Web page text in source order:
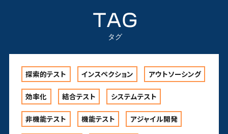
TAG
タグ
探索的テスト インスペクション アウトソーシング
効率化 結合テスト システムテスト
非機能テスト 機能テスト アジャイル開発